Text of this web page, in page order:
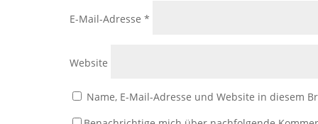
E-Mail-Adresse *
Website
Name, E-Mail-Adresse und Website in diesem